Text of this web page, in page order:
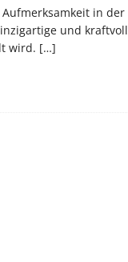
in der
und
wird. […]